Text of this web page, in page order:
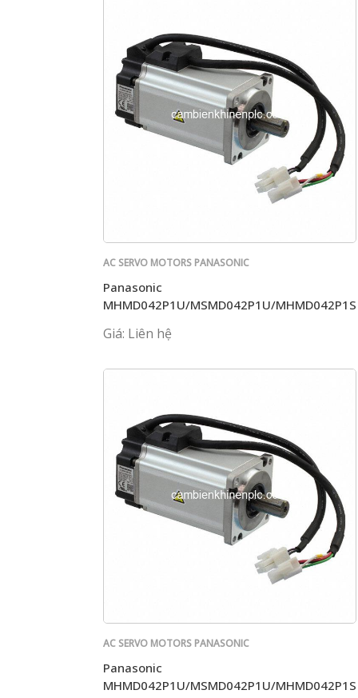
AC SERVO MOTORS PANASONIC
Panasonic
MHMD042P1U/MSMD042P1U/MHMD042P1S
Giá: Liên hệ
AC SERVO MOTORS PANASONIC
Panasonic
MHMD042P1U/MSMD042P1U/MHMD042P1S